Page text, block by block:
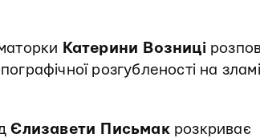
Катерини Возниці
розгубленості на зламі
Єлизавети Письмакрозкриває